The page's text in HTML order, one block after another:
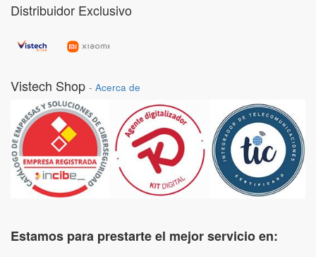
Distribuidor Exclusivo
Vistech Shop - Acerca de
Estamos para prestarte el mejor servicio en: